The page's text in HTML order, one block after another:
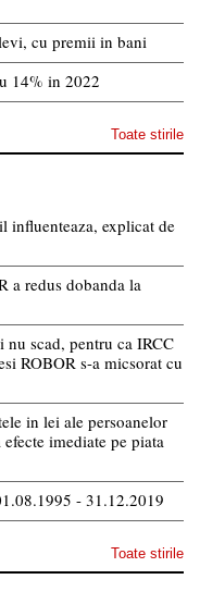
cu premii in bani
14% in 2022
Toate stirile
influenteaza, explicat de
a redus dobanda la
scad, pentru ca IRCC
ROBOR s-a micsorat cu
in lei ale persoanelor
imediate pe piata
- 31.12.2019
Toate stirile